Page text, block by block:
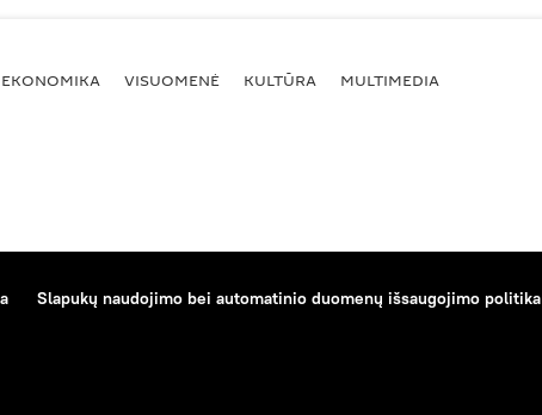
EKONOMIKA VISUOMENĖ KULTŪRA MULTIMEDIA
Slapukų naudojimo bei automatinio duomenų išsaugojimo politika